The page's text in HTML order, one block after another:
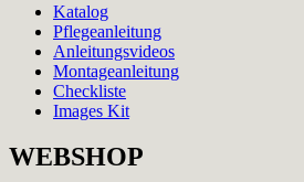
Katalog
Pflegeanleitung
Anleitungsvideos
Montageanleitung
Checkliste
Images Kit
WEBSHOP